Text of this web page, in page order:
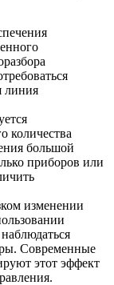
линия
количества
большой
приборов или
изменении
Современные
этот эффект